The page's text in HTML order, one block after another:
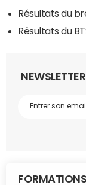
Résultats du
Résultats du
FORMATIONS